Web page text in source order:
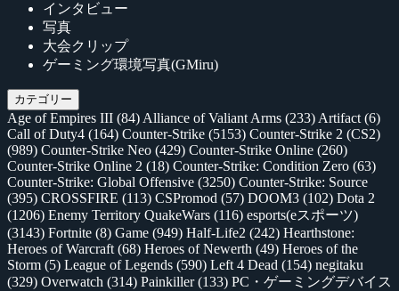
インタビュー
写真
大会クリップ
ゲーミング環境写真(GMiru)
カテゴリー
Age of Empires III (84) Alliance of Valiant Arms (233) Artifact (6)
Call of Duty4 (164) Counter-Strike (5153) Counter-Strike 2 (CS2)
(989) Counter-Strike Neo (429) Counter-Strike Online (260)
Counter-Strike Online 2 (18) Counter-Strike: Condition Zero (63)
Counter-Strike: Global Offensive (3250) Counter-Strike: Source
(395) CROSSFIRE (113) CSPromod (57) DOOM3 (102) Dota 2
(1206) Enemy Territory QuakeWars (116) esports(eスポーツ)
(3143) Fortnite (8) Game (949) Half-Life2 (242) Hearthstone:
Heroes of Warcraft (68) Heroes of Newerth (49) Heroes of the
Storm (5) League of Legends (590) Left 4 Dead (154) negitaku
(329) Overwatch (314) Painkiller(133) PC・ゲーミングデバイス